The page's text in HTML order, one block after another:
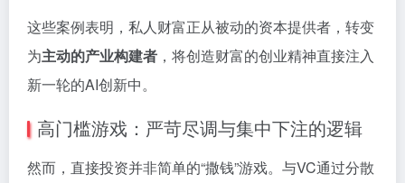
这些案例表明，私人财富正从被动的资本提供者，转变
为主动的产业构建者 ，将创造财富的创业精神直接注入
新一轮的AI创新中。
高门槛游戏：严苛尽调与集中下注的逻辑
然而，直接投资并非简单的“撒钱”游戏。与VC通过分散